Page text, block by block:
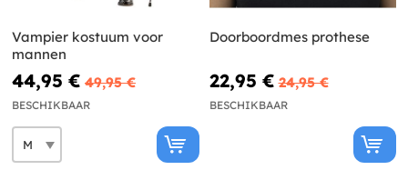
Vampier kostuum voor
mannen
44,95 € 49,95 €
BESCHIKBAAR
Doorboordmes prothese
22,95 € 24,95 €
BESCHIKBAAR